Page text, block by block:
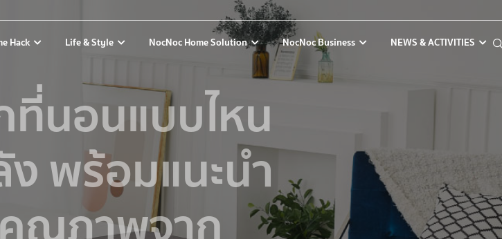
Hack Life & Style NocNoc Home Solution NocNoc Business NEWS & ACTIVITIES
ที่นอนแบบไหน
พร้อมแนะนำ